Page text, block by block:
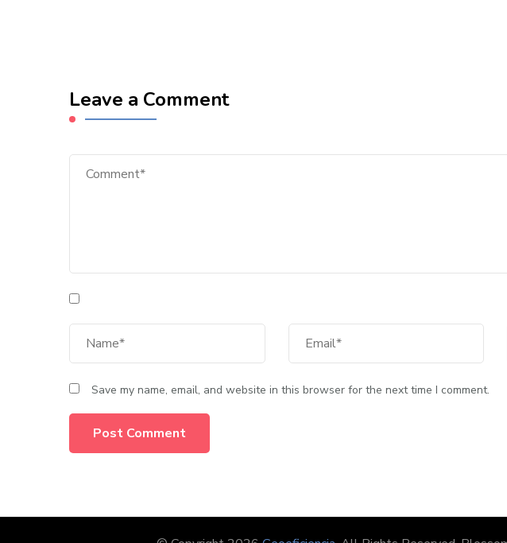
Leave a Comment
Save my name, email, and website in this browser for the next time I comment.